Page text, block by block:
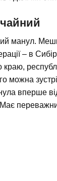
манул.
– в
краю,
можна
вперше